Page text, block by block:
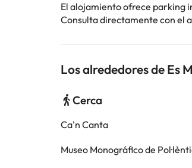
El alojamiento ofrece parking
Consulta directamente con el
Los alrededores de Es
Cerca
Ca'n Canta
Museo Monográfico de